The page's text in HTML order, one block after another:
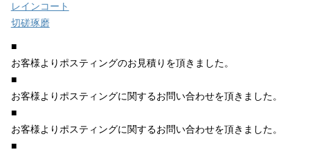
レインコート
切磋琢磨
■
お客様よりポスティングのお見積りを頂きました。
■
お客様よりポスティングに関するお問い合わせを頂きました。
■
お客様よりポスティングに関するお問い合わせを頂きました。
■